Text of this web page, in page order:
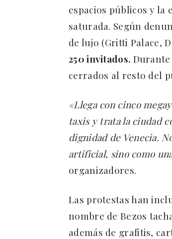
espacios públicos y la
saturada. Según
de lujo (Gritti Palace,
250 invitados.
cerrados al resto del
«Llega con cinco
taxis y trata la ciudad
dignidad de Venecia.
artificial, sino como
organizadores.
Las protestas han
nombre de Bezos
además de grafitis,